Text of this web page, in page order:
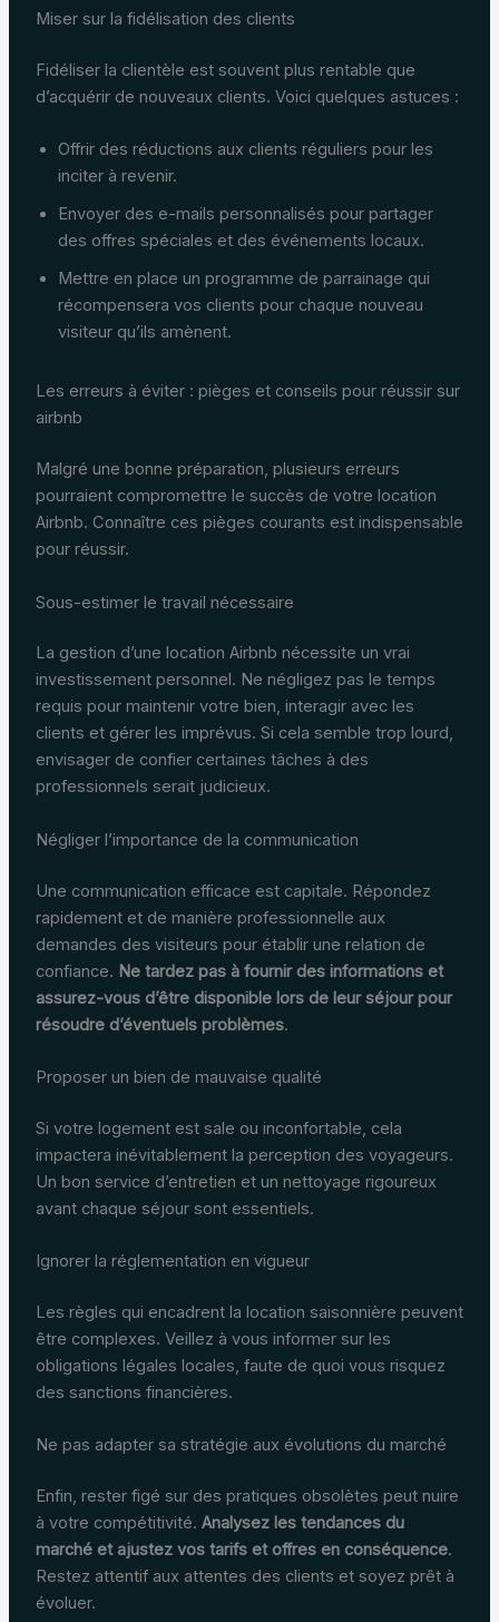
Miser sur la fidélisation des clients
Fidéliser la clientèle est souvent plus rentable que
d’acquérir de nouveaux clients. Voici quelques astuces :
Offrir des réductions aux clients réguliers pour les
inciter à revenir.
Envoyer des e-mails personnalisés pour partager
des offres spéciales et des événements locaux.
Mettre en place un programme de parrainage qui
récompensera vos clients pour chaque nouveau
visiteur qu’ils amènent.
Les erreurs à éviter : pièges et conseils pour réussir sur
airbnb
Malgré une bonne préparation, plusieurs erreurs
pourraient compromettre le succès de votre location
Airbnb. Connaître ces pièges courants est indispensable
pour réussir.
Sous-estimer le travail nécessaire
La gestion d’une location Airbnb nécessite un vrai
investissement personnel. Ne négligez pas le temps
requis pour maintenir votre bien, interagir avec les
clients et gérer les imprévus. Si cela semble trop lourd,
envisager de confier certaines tâches à des
professionnels serait judicieux.
Négliger l’importance de la communication
Une communication efficace est capitale. Répondez
rapidement et de manière professionnelle aux
demandes des visiteurs pour établir une relation de
confiance. Ne tardez pas à fournir des informations et
assurez-vous d’être disponible lors de leur séjour pour
résoudre d’éventuels problèmes.
Proposer un bien de mauvaise qualité
Si votre logement est sale ou inconfortable, cela
impactera inévitablement la perception des voyageurs.
Un bon service d’entretien et un nettoyage rigoureux
avant chaque séjour sont essentiels.
Ignorer la réglementation en vigueur
Les règles qui encadrent la location saisonnière peuvent
être complexes. Veillez à vous informer sur les
obligations légales locales, faute de quoi vous risquez
des sanctions financières.
Ne pas adapter sa stratégie aux évolutions du marché
Enfin, rester figé sur des pratiques obsolètes peut nuire
à votre compétitivité. Analysez les tendances du
marché et ajustez vos tarifs et offres en conséquence.
Restez attentif aux attentes des clients et soyez prêt à
évoluer.